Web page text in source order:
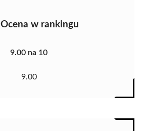
Ocena w rankingu
9.00 na 10
9.00